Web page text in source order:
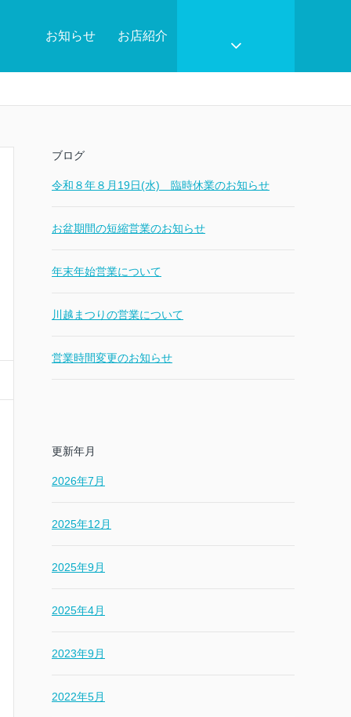
お知らせ お店紹介
ブログ
令和８年８月19日(水) 臨時休業のお知らせ
お盆期間の短縮営業のお知らせ
年末年始営業について
川越まつりの営業について
営業時間変更のお知らせ
更新年月
2026年7月
2025年12月
2025年9月
2025年4月
2023年9月
2022年5月